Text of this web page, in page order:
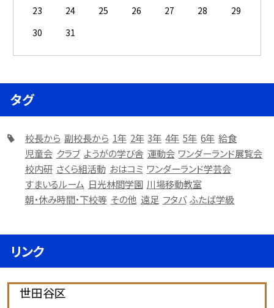
23
24 25 26 27 28
29
30
31
タグ
校長から 副校長から 1年 2年 3年 4年 5年 6年 給食
児童会 クラブ ようがの学び舎 運動会 ワンダーランド展覧会
校内研 さくら組活動 おはコミ ワンダーランド学芸会
すまいるルーム 日光林間学園 川場移動教室
朝・休み時間・下校等 その他 遠足 フタバ ふたば学級
リンク
世田谷区